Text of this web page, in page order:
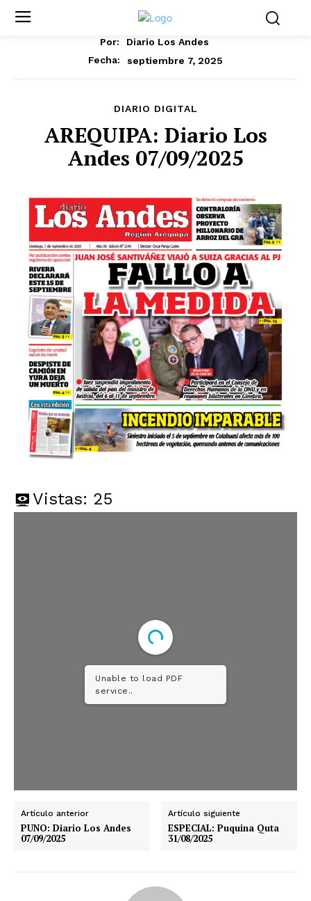
Por:
Diario Los Andes
Fecha:
septiembre 7, 2025
DIARIO DIGITAL
AREQUIPA: Diario Los
Andes 07/09/2025
Vistas: 25
Unable to load PDF
service..
Artículo anterior
PUNO: Diario Los Andes
07/09/2025
Artículo siguiente
ESPECIAL: Puquina Quta
31/08/2025